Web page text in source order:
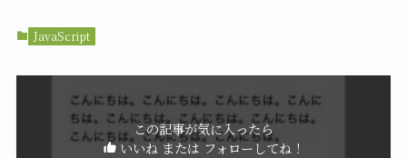
JavaScript
この記事が気に入ったら
いいね または フォローしてね！